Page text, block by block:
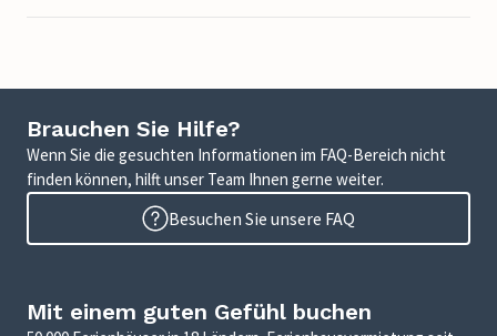
Brauchen Sie Hilfe?
Wenn Sie die gesuchten Informationen im FAQ-Bereich nicht
finden können, hilft unser Team Ihnen gerne weiter.
Besuchen Sie unsere FAQ
Mit einem guten Gefühl buchen